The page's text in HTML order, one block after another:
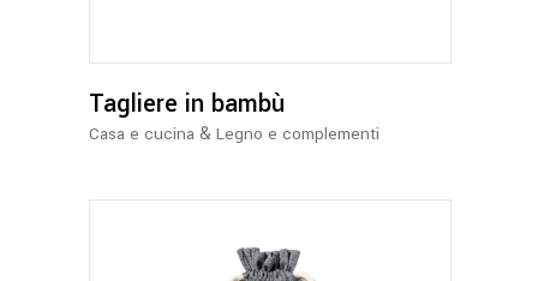
Tagliere in bambù
Casa e cucina & Legno e complementi